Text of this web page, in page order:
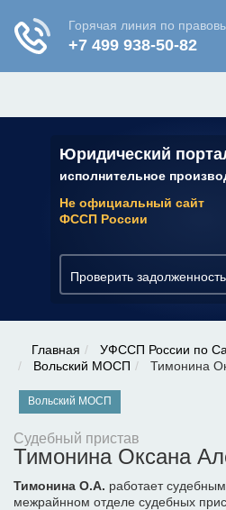
Юридический
исполнительное
Не официальный сайт
ФССП России
Проверить задолженность
✆ 7 (800) 350-22-64
Главная
УФССП России по
Вольский МОСП
Тимонина
Вольский МОСП
Судебный пристав
Тимонина Оксана
Тимонина О.А. работает
межрайнном отделе судебных